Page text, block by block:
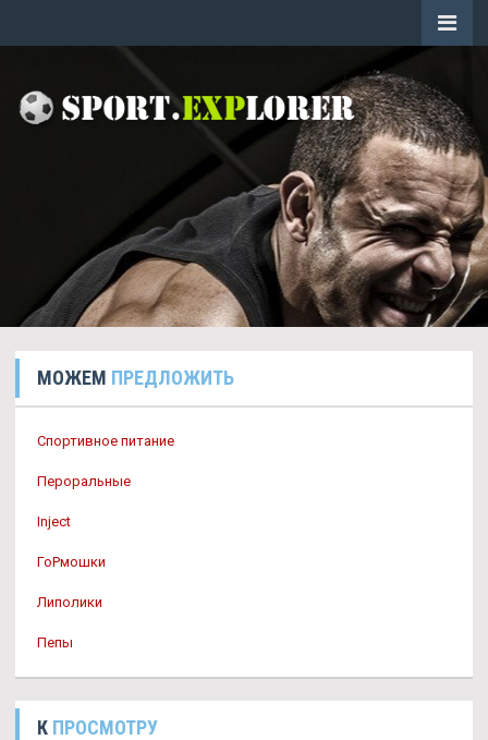
МОЖЕМ ПРЕДЛОЖИТЬ
Спортивное питание
Пероральные
Inject
ГоРмошки
Липолики
Пепы
К ПРОСМОТРУ